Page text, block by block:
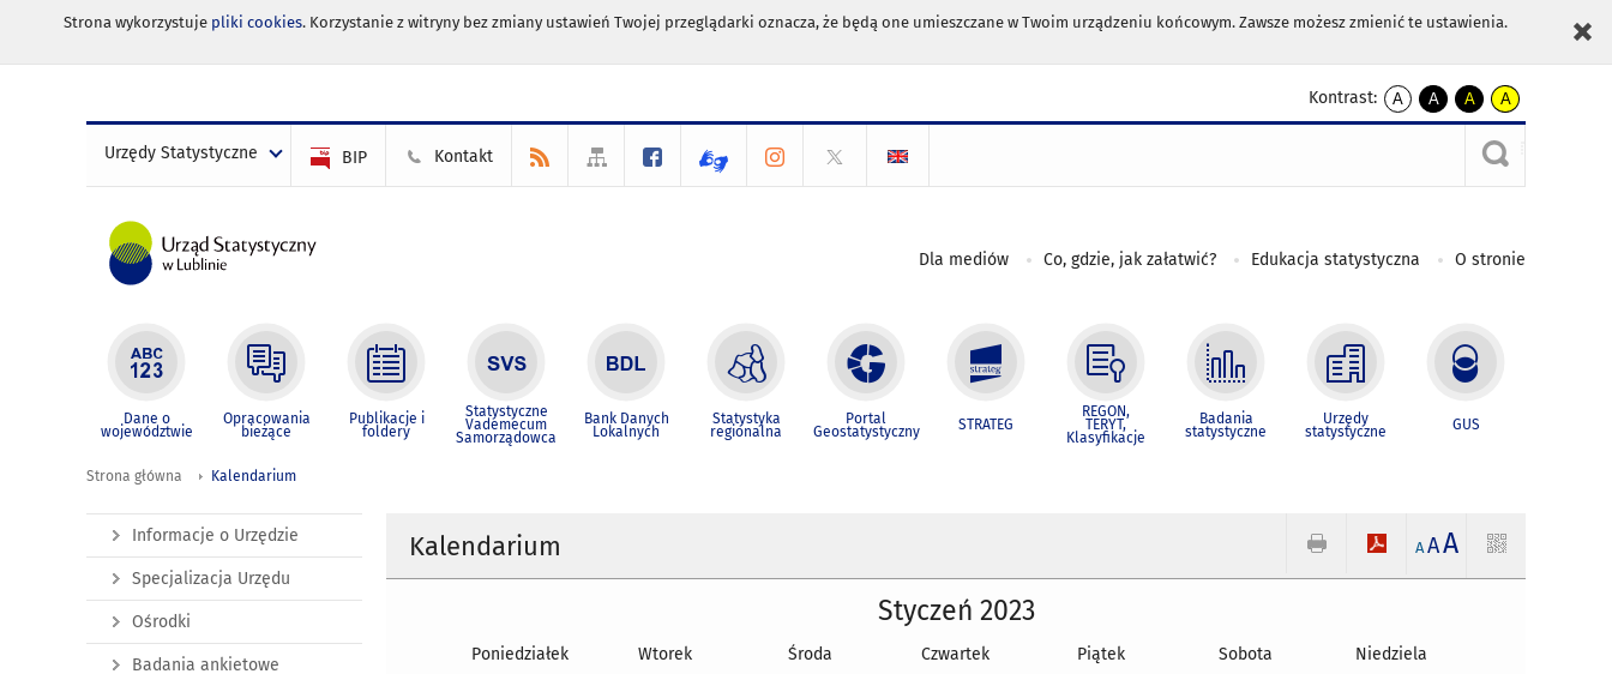
Strona wykorzystuje pliki cookies. Korzystanie z witryny bez zmiany ustawień Twojej przeglądarki oznacza, że będą one umieszczane w Twoim urządzeniu końcowym. Zawsze możesz zmienić te ustawienia.
Kontrast:
A
kontrast
A
kontrast
czarnym
A
kontrast
żółty
tekst
czarnym
A
kontrast
czarny
tekst
żółtym
Urzędy Statystyczne BIP Kontakt
Dla mediów Co, gdzie, jak załatwić? Edukacja statystyczna O stronie
Dane o
województwie
Opracowania
bieżące
Publikacje i
foldery
Statystyczne
Vademecum
Samorządowca
Bank Danych
Lokalnych
Statystyka
regionalna
Portal
Geostatystyczny STRATEG
REGON,
TERYT,
Klasyfikacje
Badania
statystyczne
Urzędy
statystyczne GUS
Strona główna Kalendarium
Kalendarium A AA
Styczeń 2023
Poniedziałek Wtorek Środa Czwartek Piątek Sobota Niedziela
Informacje o Urzędzie
Specjalizacja Urzędu
Ośrodki
Badania ankietowe